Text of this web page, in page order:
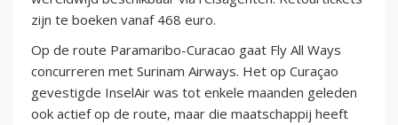
zijn te boeken vanaf 468 euro.
Op de route Paramaribo-Curacao gaat Fly All Ways
concurreren met Surinam Airways. Het op Curaçao
gevestigde InselAir was tot enkele maanden geleden
ook actief op de route, maar die maatschappij heeft